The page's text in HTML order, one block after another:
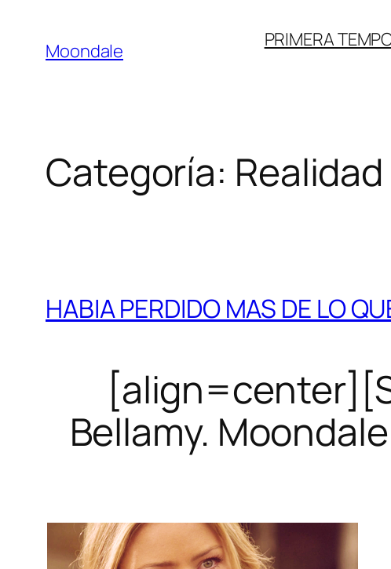
contenido
Moondale PRIMERA
Categoría:
HABIA PERDIDO MAS DE LO
Bellamy.